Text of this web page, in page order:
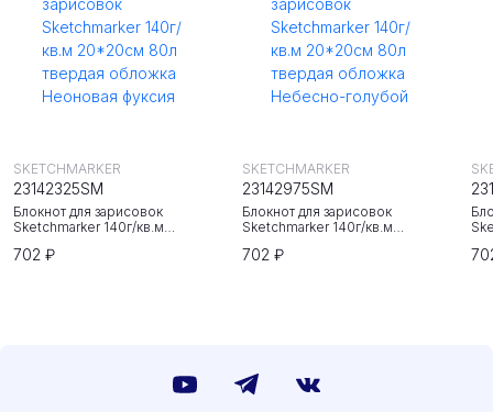
702 ₽
Блокнот для зарисовок
Sketchmarker 140г/кв.м
Неоновая фуксия
SKETCHMARKER
23142325SM
702 ₽
Блокнот для зарисовок
Sketchmarker 140г/кв.м
Небесно-голубой
SKETCHMARKER
23142975SM